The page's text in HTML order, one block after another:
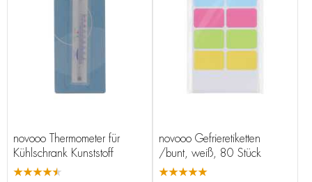
novooo Thermometer für
Kühlschrank Kunststoff
★★★★★
novooo Gefrieretiketten
/bunt, weiß, 80 Stück
★★★★★